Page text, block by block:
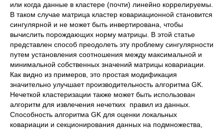
или когда данные в кластере (почти) линейно коррелируемы.
В таком случае матрица кластер ковариационной становится
сингулярной и не может быть инвертирована, чтобы
вычислить порождающих норму матрицы. В этой статье
представлен способ преодолеть эту проблему сингулярности
путем установления соотношения между максимальной и
минимальной собственных значений матрицы ковариации.
Как видно из примеров, это простая модификация
значительно улучшает производительность алгоритма GK.
Нечеткой кластеризации также может быть использован
алгоритм для извлечения нечетких правил из данных.
Способность алгоритма GK для оценки локальных
ковариации и секционирования данных на подмножества,